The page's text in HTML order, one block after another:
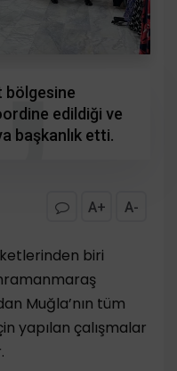
bölgesine
edildiği ve
başkanlık etti.
A+ A-
biri
Muğla’nın tüm
yapılan çalışmalar